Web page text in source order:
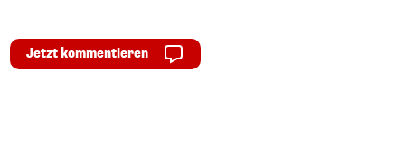
Jetzt kommentieren